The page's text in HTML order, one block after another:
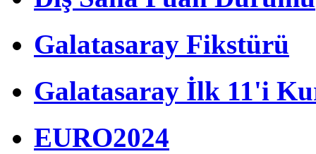
Galatasaray Fikstürü
Galatasaray İlk 11'i
EURO2024